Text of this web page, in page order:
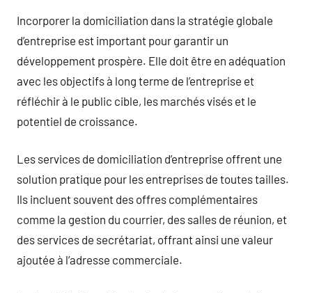
Incorporer la domiciliation dans la stratégie globale
d’entreprise est important pour garantir un
développement prospère. Elle doit être en adéquation
avec les objectifs à long terme de l’entreprise et
réfléchir à le public cible, les marchés visés et le
potentiel de croissance.
Les services de domiciliation d’entreprise offrent une
solution pratique pour les entreprises de toutes tailles.
Ils incluent souvent des offres complémentaires
comme la gestion du courrier, des salles de réunion, et
des services de secrétariat, offrant ainsi une valeur
ajoutée à l’adresse commerciale.